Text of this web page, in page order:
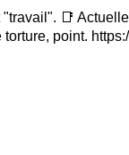
📑
point.